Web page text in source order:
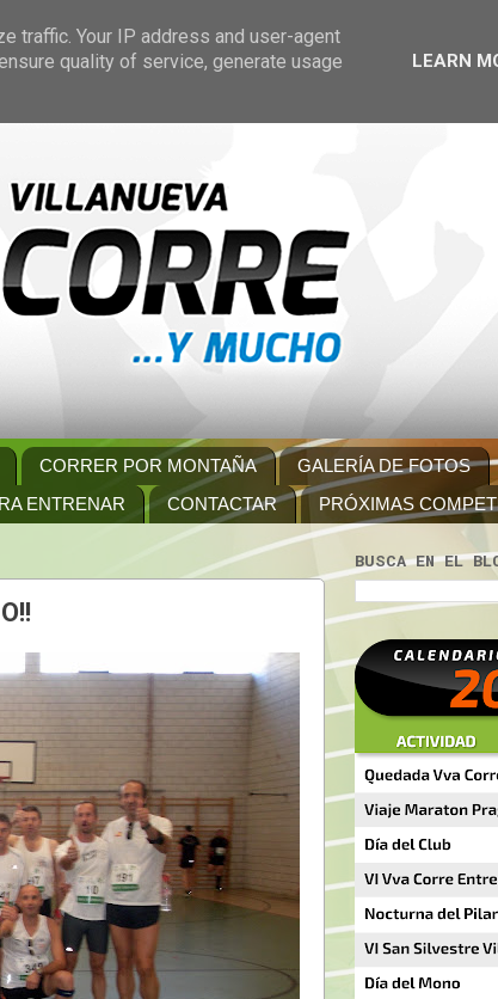
CORRER POR MONTAÑA
GALERÍA DE FOTOS
ENTRENAR CONTACTAR PRÓXIMAS
BUSCA EN EL
traffic. Your IP address and user-agent
quality of service, generate usage
LEARN